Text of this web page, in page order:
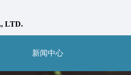
LTD.
新闻中心